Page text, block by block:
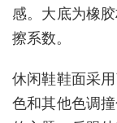
感。 大底为橡
擦系数。
休闲鞋鞋面采
色和其他色调